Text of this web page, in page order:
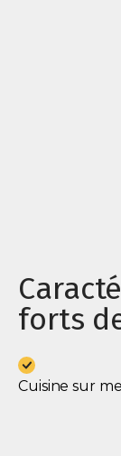
forts
Cuisine sur